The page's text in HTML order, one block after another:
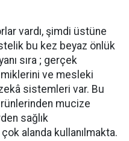
vardı, şimdi üstüne
bu kez beyaz önlük
sıra ; gerçek
ve mesleki
sistemleri var. Bu
mucize
sağlık
çok alanda kullanılmakta.